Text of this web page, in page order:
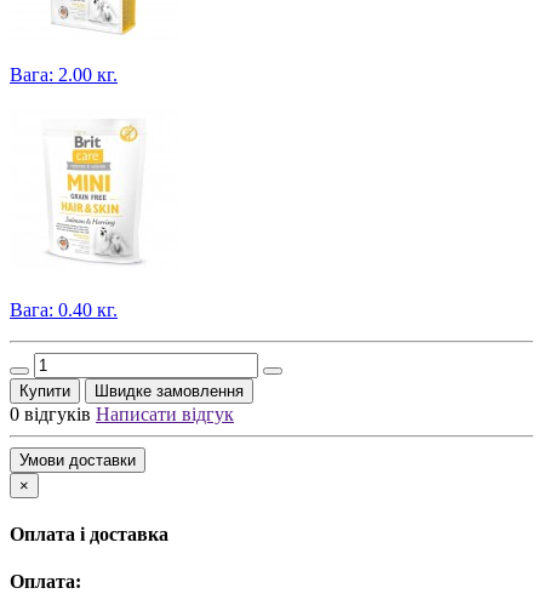
Вага: 2.00 кг.
Вага: 0.40 кг.
Купити Швидке замовлення
0 відгуків Написати відгук
Умови доставки
×
Оплата і доставка
Оплата: